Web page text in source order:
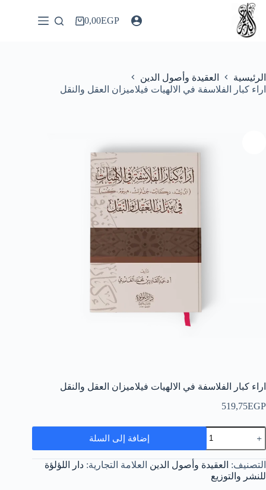
التجاوز
المحتوى
عربة0,00EGP
الرئيسية
العقيدة وأصول الدين
اراء كبار الفلاسفة في الالهيات فيلاميزان العقل والنقل
اراء كبار الفلاسفة في الالهيات فيلاميزان العقل والنقل
519,75EGP
كمية
اراء
كبار
الفلاسفة
في
الالهيات
إضافة إلى السلة
التصنيف: العقيدة وأصول الدين العلامة التجارية: دار اللؤلؤة
للنشر والتوزيع